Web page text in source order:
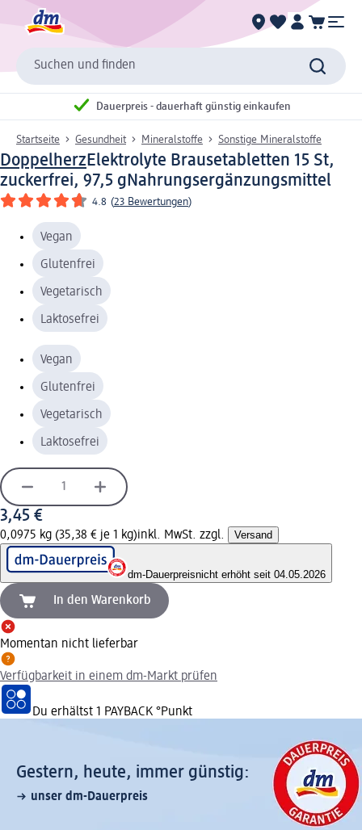
Suchen und finden
Dauerpreis - dauerhaft günstig einkaufen
Startseite Gesundheit Mineralstoffe Sonstige Mineralstoffe
DoppelherzElektrolyte Brausetabletten 15 St,
zuckerfrei, 97,5 gNahrungsergänzungsmittel
4.8 (23 Bewertungen)
Vegan
Glutenfrei
Vegetarisch
Laktosefrei
Vegan
Glutenfrei
Vegetarisch
Laktosefrei
3,45 €
0,0975 kg (35,38 € je 1 kg)inkl. MwSt. zzgl. Versand
dm-Dauerpreisnicht erhöht seit 04.05.2026
In den Warenkorb
Momentan nicht lieferbar
Verfügbarkeit in einem dm-Markt prüfen
Du erhältst 1 PAYBACK °Punkt
Gestern, heute, immer günstig:
unser dm-Dauerpreis